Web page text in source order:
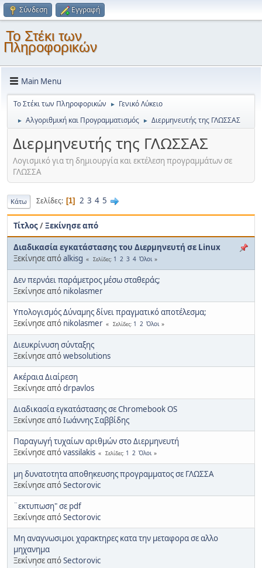
Σύνδεση Εγγραφή
Το Στέκι των
Πληροφορικών
Main Menu
Το Στέκι των Πληροφορικών ► Γενικό Λύκειο
► Αλγοριθμική και Προγραμματισμός ► Διερμηνευτής της ΓΛΩΣΣΑΣ
Διερμηνευτής της ΓΛΩΣΣΑΣ
Λογισμικό για τη δημιουργία και εκτέλεση προγραμμάτων σε
ΓΛΩΣΣΑ
Κάτω Σελίδες 1 2 3 4 5
Τίτλος/Ξεκίνησε από
Διαδικασία εγκατάστασης του Διερμηνευτή σε Linux
Ξεκίνησε απόalkisg Σελίδες 1 2 3 4 Όλοι
Δεν περνάει παράμετρος μέσω σταθεράς;
Ξεκίνησε από nikolasmer
Υπολογισμός Δύναμης δίνει πραγματικό αποτέλεσμα;
Ξεκίνησε από nikolasmer Σελίδες 1 2 Όλοι
Διευκρίνυση σύνταξης
Ξεκίνησε απόwebsolutions
Ακέραια Διαίρεση
Ξεκίνησε απόdrpavlos
Διαδικασία εγκατάστασης σε Chromebook OS
Ξεκίνησε απόΙωάννης Σαββίδης
Παραγωγή τυχαίων αριθμών στο Διερμηνευτή
Ξεκίνησε απόvassilakis Σελίδες 1 2 Όλοι
μη δυνατοτητα αποθηκευσης προγραμματος σε ΓΛΩΣΣΑ
Ξεκίνησε απόSectorovic
¨εκτυπωση" σε pdf
Ξεκίνησε απόSectorovic
Μη αναγνωσιμοι χαρακτηρες κατα την μεταφορα σε αλλο
μηχανημα
Ξεκίνησε απόSectorovic